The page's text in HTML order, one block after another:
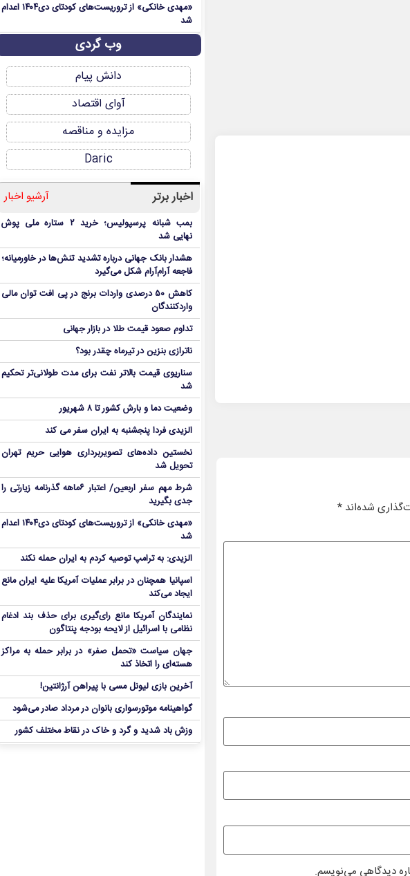
شده‌اند*
دیدگاهی می‌نویسم.
«مهدی خانکی» از تروریست‌های کودتای دی۱۴۰۴ اعدام
شد
وب گردی
دانش پیام
آوای اقتصاد
مزایده و مناقصه
Daric
اخبار برتر آرشیو اخبار
بمب شبانه پرسپولیس؛ خرید ۲ ستاره ملی پوش
نهایی شد
هشدار بانک جهانی درباره تشدید تنش‌ها در خاورمیانه؛
فاجعه آرام‌آرام شکل می‌گیرد
کاهش ۵۰ درصدی واردات برنج در پی افت توان مالی
واردکنندگان
تداوم صعود قیمت طلا در بازار جهانی
ناترازی بنزین در تیرماه چقدر بود؟
سناریوی قیمت بالاتر نفت برای مدت طولانی‌تر تحکیم
شد
وضعیت دما و بارش کشور تا ۸ شهریور
الزیدی فردا پنجشنبه به ایران سفر می کند
نخستین داده‌های تصویربرداری هوایی حریم تهران
تحویل شد
شرط مهم سفر اربعین/ اعتبار ۶ماهه گذرنامه زیارتی را
جدی بگیرید
«مهدی خانکی» از تروریست‌های کودتای دی۱۴۰۴ اعدام
شد
الزیدی: به ترامپ توصیه کردم به ایران حمله نکند
اسپانیا همچنان در برابر عملیات آمریکا علیه ایران مانع
ایجاد می‌کند
نمایندگان آمریکا مانع رای‌گیری برای حذف بند ادغام
نظامی با اسرائیل از لایحه بودجه پنتاگون
جهان سیاست «تحمل صفر» در برابر حمله به مراکز
هسته‌ای را اتخاذ کند
آخرین بازی لیونل مسی با پیراهن آرژانتین!
گواهینامه موتورسواری بانوان در مرداد صادر می‌شود
وزش باد شدید و گرد و خاک در نقاط مختلف کشور